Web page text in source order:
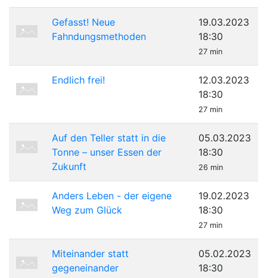
Gefasst! Neue
Fahndungsmethoden
19.03.2023
18:30
27 min
Endlich frei!
12.03.2023
18:30
27 min
Auf den Teller statt in die
Tonne – unser Essen der
Zukunft
05.03.2023
18:30
26 min
Anders Leben - der eigene
Weg zum Glück
19.02.2023
18:30
27 min
Miteinander statt
gegeneinander
05.02.2023
18:30